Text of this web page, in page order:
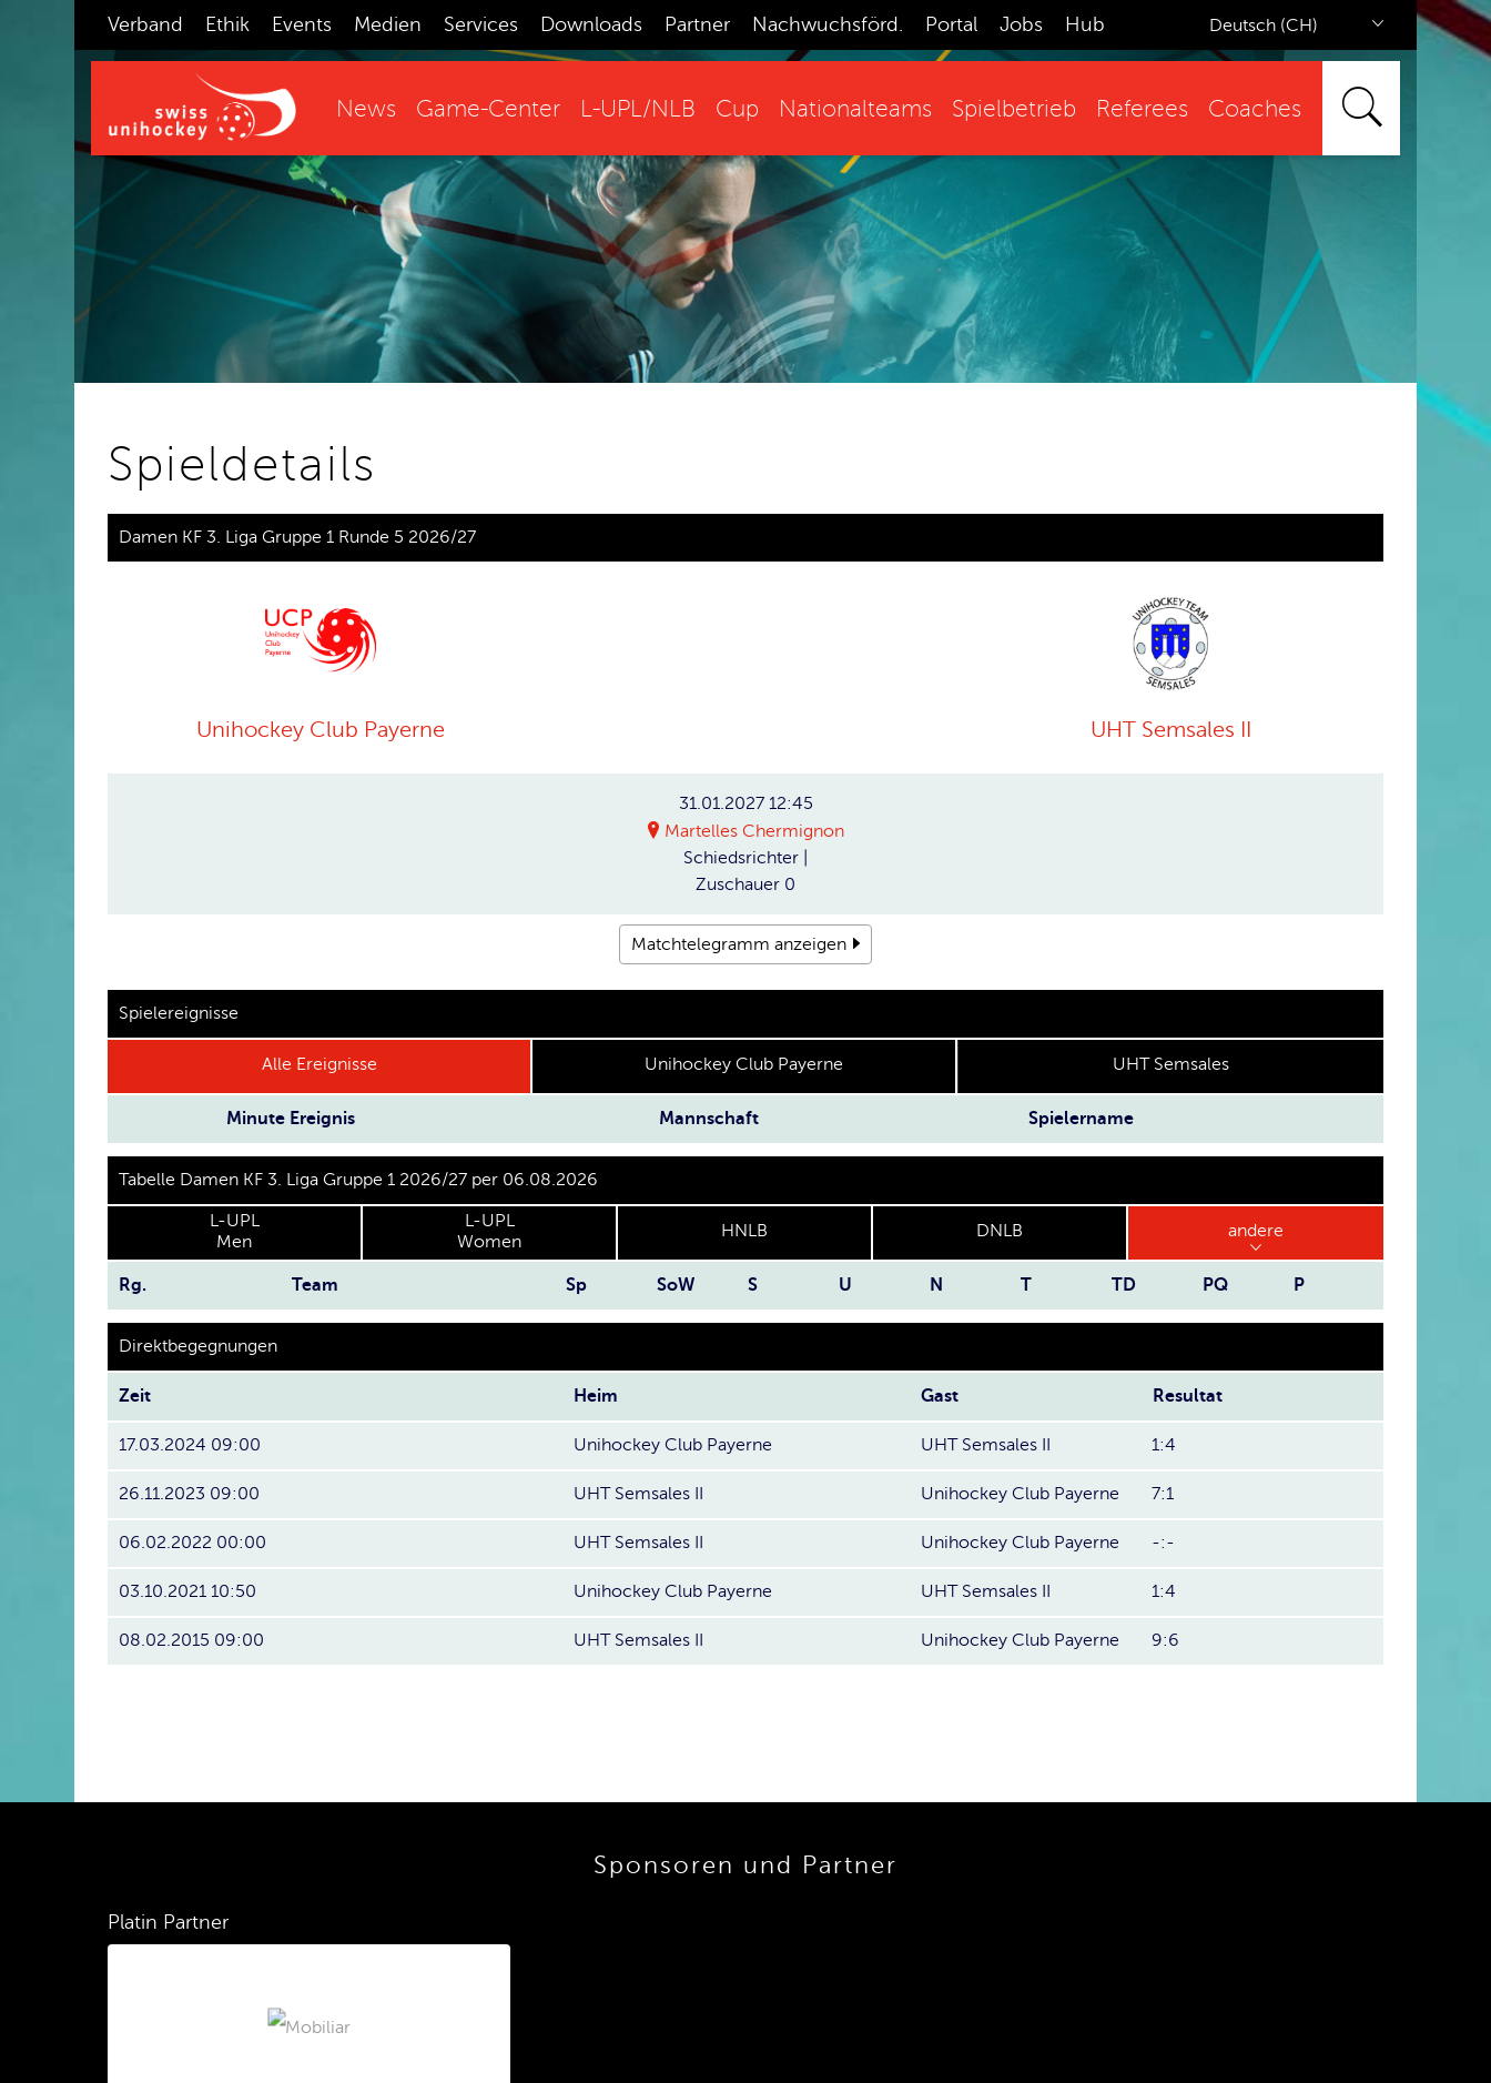
Verband Ethik Events Medien Services Downloads Partner Nachwuchsförd. Portal Jobs Hub Deutsch (CH)
News Game-Center L-UPL/NLB Cup Nationalteams Spielbetrieb Referees Coaches
Spieldetails
Damen KF 3. Liga Gruppe 1 Runde 5 2026/27
Unihockey Club Payerne UHT Semsales II
31.01.2027 12:45
Martelles Chermignon
Schiedsrichter
Zuschauer 0
Matchtelegramm anzeigen
Spielereignisse
Alle Ereignisse Unihockey Club Payerne UHT Semsales
Minute Ereignis Mannschaft Spielername
Tabelle Damen KF 3. Liga Gruppe 1 2026/27 per 06.08.2026
L-UPL
Men
L-UPL
Women
HNLB DNLB andere
Rg. Team Sp SoW S U N T TD PQ P
Direktbegegnungen
Zeit Heim Gast Resultat
17.03.2024 09:00 Unihockey Club Payerne UHT Semsales II 1:4
26.11.2023 09:00 UHT Semsales II Unihockey Club Payerne 7:1
06.02.2022 00:00 UHT Semsales II Unihockey Club Payerne -:-
03.10.2021 10:50 Unihockey Club Payerne UHT Semsales II 1:4
08.02.2015 09:00 UHT Semsales II Unihockey Club Payerne 9:6
Sponsoren und Partner
Platin Partner